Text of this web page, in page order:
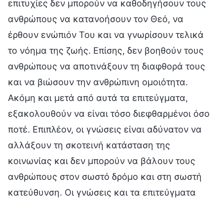
επιτυχίες δεν μπορούν να καθοδηγήσουν τους
ανθρώπους να κατανοήσουν τον Θεό, να
έρθουν ενώπιόν Του και να γνωρίσουν τελικά
το νόημα της ζωής. Επίσης, δεν βοηθούν τους
ανθρώπους να αποτινάξουν τη διαφθορά τους
και να βιώσουν την ανθρώπινη ομοιότητα.
Ακόμη και μετά από αυτά τα επιτεύγματα,
εξακολουθούν να είναι τόσο διεφθαρμένοι όσο
ποτέ. Επιπλέον, οι γνώσεις είναι αδύνατον να
αλλάξουν τη σκοτεινή κατάσταση της
κοινωνίας και δεν μπορούν να βάλουν τους
ανθρώπους στον σωστό δρόμο και στη σωστή
κατεύθυνση. Οι γνώσεις και τα επιτεύγματα